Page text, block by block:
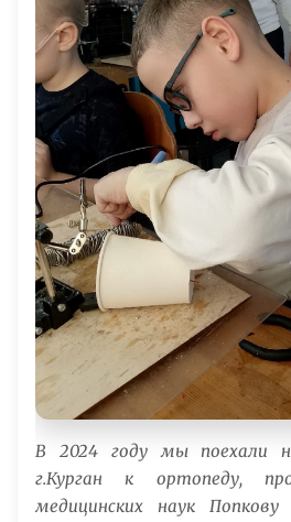
В 2024 году мы поехали
г.Курган к ортопеду,
медицинских наук